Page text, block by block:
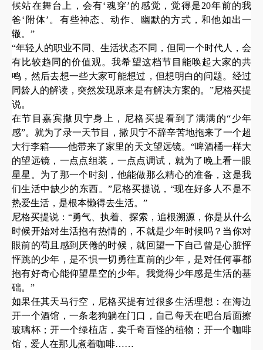
候站在舞台上，会有‘魂穿’的感觉，觉得是20年前的我
爸‘附体’。有些神态、动作、幽默的方式，和他如出一
辙。”
“年轻人的职业不同、生活状态不同，但同一个时代人，会
有比较趋同的价值观。我希望这档节目能唤起大家的共
鸣，然后去想一些大家可能想过，但想明白的问题。经过
同龄人的解读，突然发现原来是有解决方案的。”尼格买提
说。
在节目嘉宾撒贝宁身上，尼格买提看到了满满的“少年
感”。就为了录一天节目，撒贝宁不辞辛苦地拖来了一个超
大行李箱——他带来了家里的天文望远镜。“啤酒桶一样大
的望远镜，一点点组装，一点点调试，就为了晚上看一眼
星星。为了那一个时刻，他能做那么精心的准备，这是我
们生活中缺少的东西。”尼格买提说，“现在好多人不是不
热爱生活，是根本懒得去生活。”
尼格买提说：“勇气、执着、探索，追根溯源，你是从什么
时候开始对生活抱有热情的，不就是少年时候吗？当你对
眼前的苟且感到厌倦的时候，就回望一下自己曾是心脏怦
怦跳的少年，是不惧一切勇往直前的少年，是对任何事都
抱有好奇心能仰望星空的少年。我觉得少年感是生活的基
础。”
如果任其天马行空，尼格买提有过很多生活理想：在海边
开一个酒馆，一条老狗躺在门口，自己每天在吧台后面擦
玻璃杯；开一个绿植店，卖千奇百怪的植物；开一个咖啡
馆，爱人在那儿煮着咖啡……